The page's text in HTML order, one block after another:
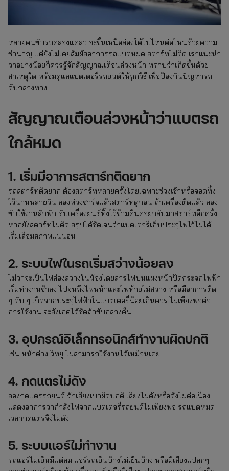
หลายคนขับรถคล่องแคล่ว จะขึ้นเหนือล่องใต้ไปไหนต่อไหนด้วยความ
ชำนาญ แต่ยังไม่เคยสัมผ้สอาการรถแบตหมด สตาร์ทไม่ติด เราแนะนำ
ว่าอย่างน้อยก็ควรรู้จักสัญญาณเตือนล่วงหน้า ทราบว่าเกิดขึ้นด้วย
สาเหตุใด พร้อมดูแลแบตเตอรี่รถยนต์ให้ถูกวิธี เพื่อป้องกันปัญหารถ
ดับกลางทาง
สัญญาณเตือนล่วงหน้าว่าแบตรถ
ใกล้หมด
1. เริ่มมีอาการสตาร์ทติดยาก
รถสตาร์ทติดยาก ต้องสตาร์ทหลายครั้งโดยเฉพาะช่วงเช้าหรือจอดทิ้ง
ไว้นานหลายวัน ลองพ่วงชาร์จแล้วสตาร์ทดูก่อน ถ้าเครื่องติดแล้ว ลอง
ขับใช้งานสักพัก ดับเครื่องยนต์ทิ้งไว้ข้ามคืนค่อยกลับมาสตาร์ทอีกครั้ง
หากยังสตาร์ทไม่ติด สรุปได้ชัดเจนว่าแบตเตอรี่เก็บประจุไฟไว้ไม่ได้
เริ่มเสื่อมสภาพแน่นอน
2. ระบบไฟในรถเริ่มสว่างน้อยลง
ไม่ว่าจะเป็นไฟส่องสว่างในห้องโดยสารไฟบนแผงหน้าปัดกระจกไฟฟ้า
เริ่มทำงานช้าลง ไปจนถึงไฟหน้าและไฟท้ายไม่สว่าง หรือมีอาการติด
ๆ ดับ ๆ เกิดจากประจุไฟฟ้าในแบตเตอรี่น้อยเกินควร ไม่เพียงพอต่อ
การใช้งาน จะสังเกตได้ชัดถ้าขับกลางคืน
3. อุปกรณ์อิเล็กทรอนิกส์ทำงานผิดปกติ
เช่น หน้าต่าง วิทยุ ไม่สามารถใช้งานได้เหมือนเคย
4. กดแตรไม่ดัง
ลองกดแตรรถยนต์ ถ้าเสียงเบาผิดปกติ เสียงไม่ดังหรือดังไม่ต่อเนื่อง
แสดงอาการว่ากำลังไฟจากแบตเตอรี่รถยนต์ไม่เพียงพอ รถแบตหมด
เวลากดแตรจึงไม่ดัง
5. ระบบแอร์ไม่ทำงาน
รถแอร์ไม่เย็นมีแต่ลม แอร์รถเย็นบ้างไม่เย็นบ้าง หรือมีเสียงแปลกๆ